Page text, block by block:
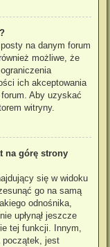
na danym forum
możliwe, że
ich akceptowania
Aby uzyskać
witryny.
na górę strony
się w widoku
go na samą
odnośnika,
upłynął jeszcze
tej funkcji. Innym,
początek, jest